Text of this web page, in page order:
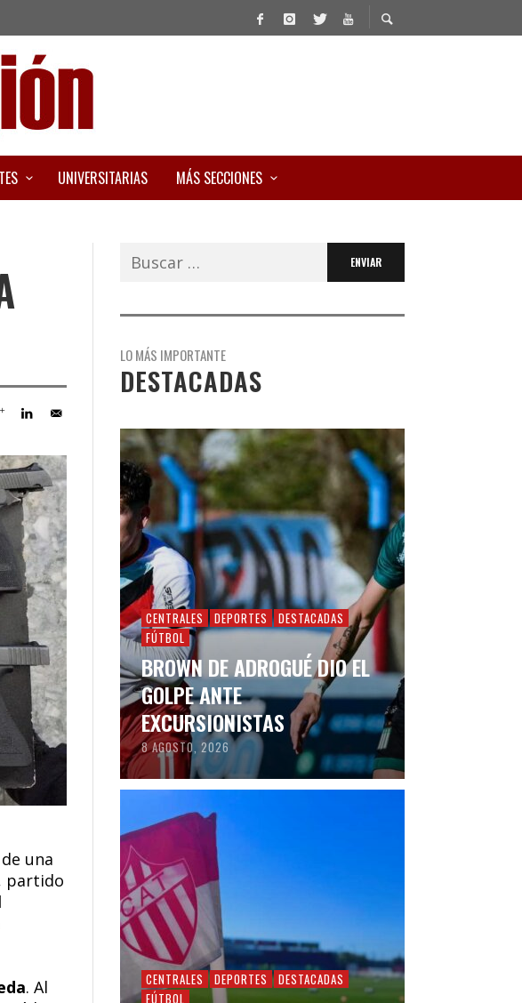
UNIVERSITARIAS MÁS SECCIONES
una
partido
. Al
Buscar:
LO MÁS IMPORTANTE
DESTACADAS
CENTRALES DEPORTES
DESTACADAS
FÚTBOL
BROWN DE ADROGUÉ DIO EL
GOLPE ANTE
EXCURSIONISTAS
8 AGOSTO, 2026
CENTRALES DEPORTES
DESTACADAS
FÚTBOL